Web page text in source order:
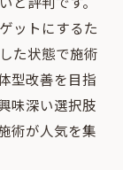
ットにするた
た状態で施術
型改善を目指
味深い選択肢
術が人気を集